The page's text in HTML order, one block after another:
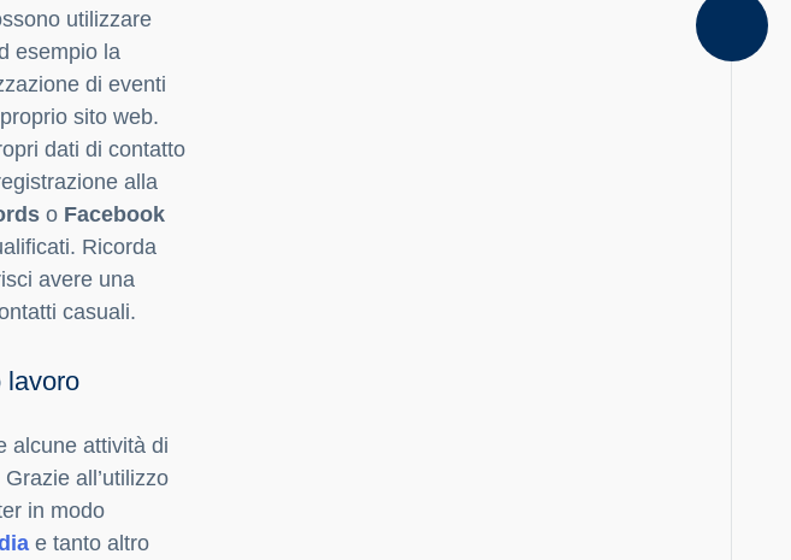
utilizzare
esempio la
di eventi
sito web.
dati di contatto
alla
o Facebook
Ricorda
avere una
casuali.
lavoro
alcune attività di
all’utilizzo
in modo
e tanto altro